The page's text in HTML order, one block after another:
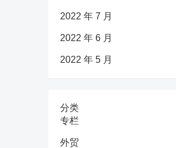
2022 年 7 月
2022 年 6 月
2022 年 5 月
分类
专栏
外贸